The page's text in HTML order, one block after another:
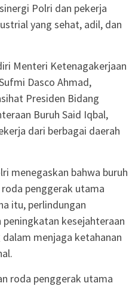
Polri dan pekerja
yang sehat, adil, dan
Menteri Ketenagakerjaan
Dasco Ahmad,
Presiden Bidang
Buruh Said Iqbal,
dari berbagai daerah
menegaskan bahwa buruh
penggerak utama
itu, perlindungan
kesejahteraan
menjaga ketahanan
roda penggerak utama